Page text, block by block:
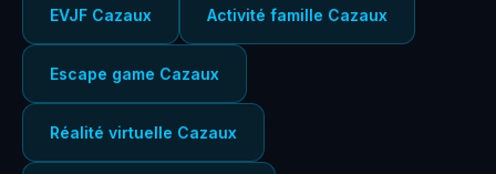
EVJF Cazaux Activité famille Cazaux
Escape game Cazaux
Réalité virtuelle Cazaux